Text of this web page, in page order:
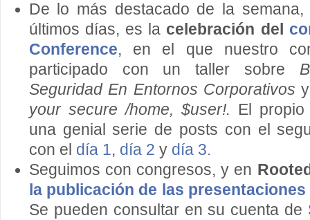
De lo más destacado de la
últimos días, es la celebración del
Conference, en el que nuestro
participado con un taller sobre
Seguridad En Entornos Corporativos
your secure /home, $user!. El
una genial serie de posts con el
con el día 1, día 2 y día 3.
Seguimos con congresos, y en
la publicación de las
Se pueden consultar en su cuenta de